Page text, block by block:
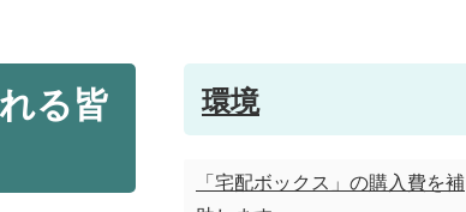
る皆
環境
「宅配ボックス」の購入費を補